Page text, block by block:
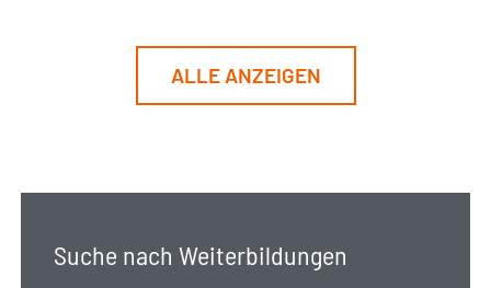
ALLE ANZEIGEN
Suche nach Weiterbildungen